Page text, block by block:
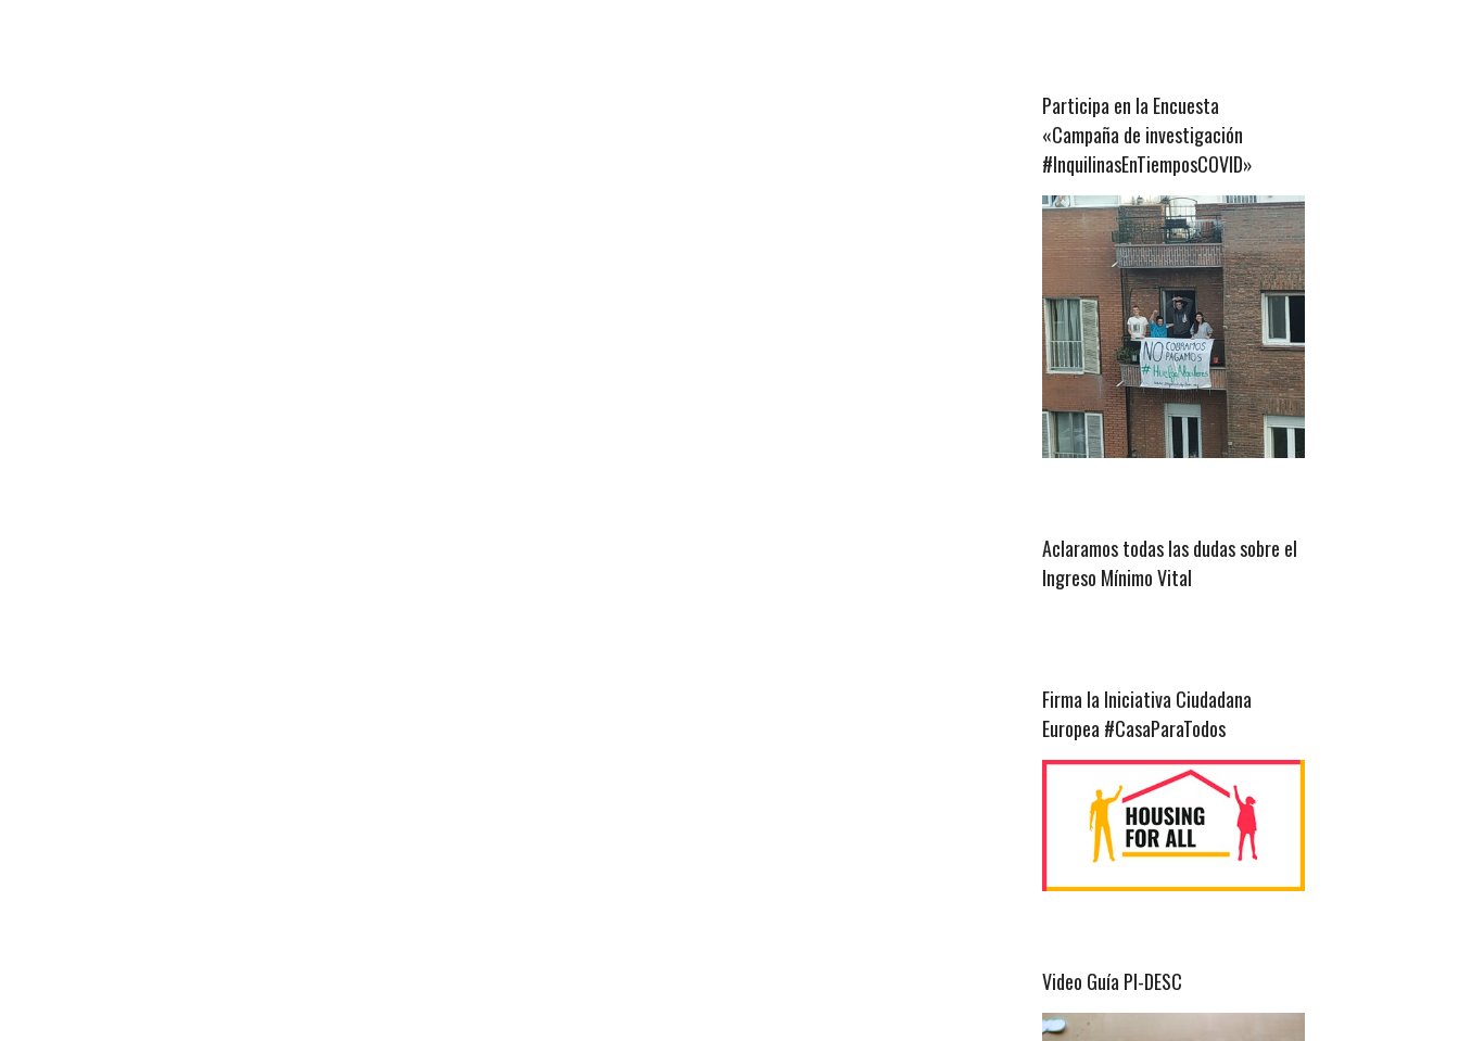
Participa en la Encuesta
«Campaña de investigación
#InquilinasEnTiemposCOVID»
Aclaramos todas las dudas sobre el
Ingreso Mínimo Vital
Firma la Iniciativa Ciudadana
Europea #CasaParaTodos
Video Guía PI-DESC